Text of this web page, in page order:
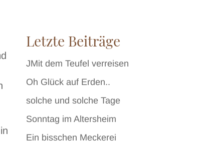
Letzte Beiträge
JMit dem Teufel verreisen
Oh Glück auf Erden..
solche und solche Tage
Sonntag im Altersheim
Ein bisschen Meckerei